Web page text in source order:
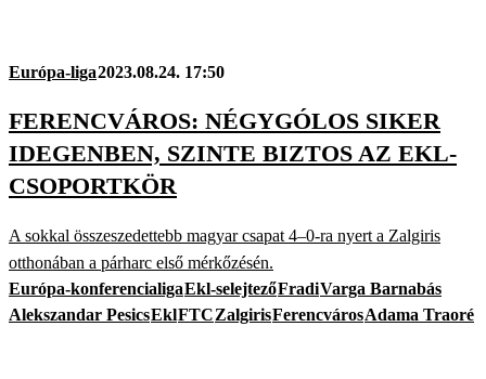
Európa-liga2023.08.24. 17:50
FERENCVÁROS: NÉGYGÓLOS SIKER
IDEGENBEN, SZINTE BIZTOS AZ EKL-
CSOPORTKÖR
A sokkal összeszedettebb magyar csapat 4–0-ra nyert a Zalgiris
otthonában a párharc első mérkőzésén.
Európa-konferencialigaEkl-selejtezőFradiVarga Barnabás
Alekszandar PesicsEklFTCZalgirisFerencvárosAdama Traoré